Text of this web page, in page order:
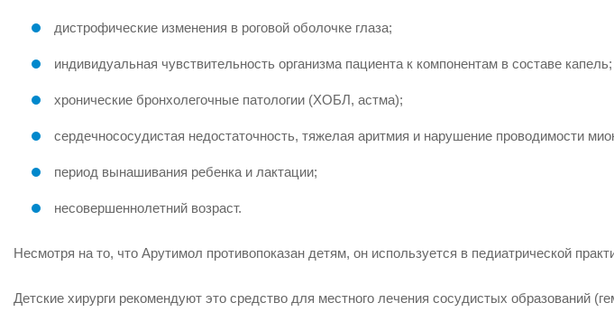
дистрофические изменения в роговой оболочке глаза;
индивидуальная чувствительность организма пациента к компонентам в составе капель;
хронические бронхолегочные патологии (ХОБЛ, астма);
сердечнососудистая недостаточность, тяжелая аритмия и нарушение проводимости
период вынашивания ребенка и лактации;
несовершеннолетний возраст.
Несмотря на то, что Арутимол противопоказан детям, он используется в педиатрической
Детские хирурги рекомендуют это средство для местного лечения сосудистых образований